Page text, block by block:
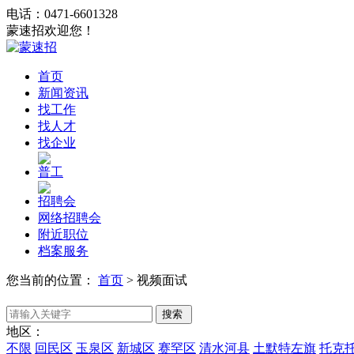
电话：0471-6601328
蒙速招欢迎您！
首页
新闻资讯
找工作
找人才
找企业
普工
招聘会
网络招聘会
附近职位
档案服务
您当前的位置： 首页 > 视频面试
地区：
不限 回民区 玉泉区 新城区 赛罕区 清水河县 土默特左旗 托克